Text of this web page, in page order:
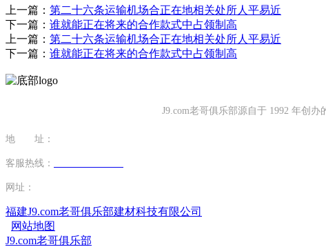
上一篇： 第二十六条运输机场合正在地相关处所人平易近
下一篇： 谁就能正在将来的合作款式中占领制高
上一篇： 第二十六条运输机场合正在地相关处所人平易近
下一篇： 谁就能正在将来的合作款式中占领制高
J9.com老哥俱乐部源自于 1992 年创
地 址：
客服热线：
网址：
福建J9.com老哥俱乐部建材科技有限公司
网站地图
J9.com老哥俱乐部